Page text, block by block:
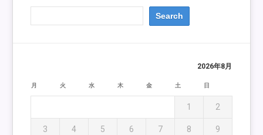
2026年8月
月 火 水 木 金 土 日
1 2
3 4 5 6 7 8 9